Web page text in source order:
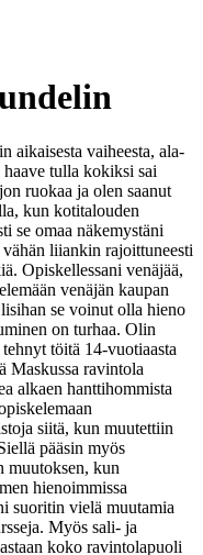
aikaisesta vaiheesta, ala-
haave tulla kokiksi sai
ruokaa ja olen saanut
kun kotitalouden
se omaa näkemystäni
liiankin rajoittuneesti
Opiskellessani venäjää,
venäjän kaupan
se voinut olla hieno
on turhaa. Olin
töitä 14-vuotiaasta
Maskussa ravintola
alkaen hanttihommista
siitä, kun muutettiin
pääsin myös
muutoksen, kun
hienoimmissa
suoritin vielä muutamia
Myös sali- ja
koko ravintolapuoli